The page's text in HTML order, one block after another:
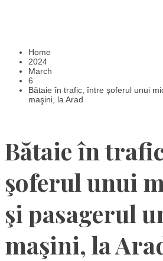
Home
2024
March
6
Bătaie în trafic, între şoferul unui
maşini, la Arad
Bătaie în
şoferul unui
şi pasagerul
maşini, la